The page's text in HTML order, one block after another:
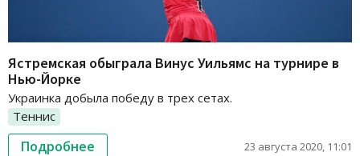
Ястремская обыграла Винус Уильямс на турнире в
Нью-Йорке
Украинка добыла победу в трех сетах.
Теннис
Подробнее 23 августа 2020, 11:01